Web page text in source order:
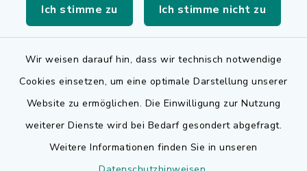
Ich stimme zu Ich stimme nicht zu
Wir weisen darauf hin, dass wir technisch notwendige
Cookies einsetzen, um eine optimale Darstellung unserer
Website zu ermöglichen. Die Einwilligung zur Nutzung
weiterer Dienste wird bei Bedarf gesondert abgefragt.
Weitere Informationen finden Sie in unseren
Landkreis Erlangen-Höchstadt
Barrierefreiheit